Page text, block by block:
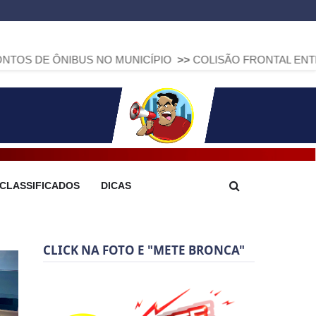
NO MUNICÍPIO >> COLISÃO FRONTAL ENTRE DUAS
CLASSIFICADOS DICAS
CLICK NA FOTO E "METE BRONCA"